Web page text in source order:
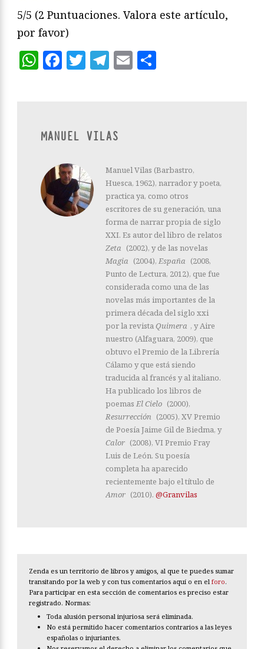
5/5 (2 Puntuaciones. Valora este artículo,
por favor)
WhatsApp
Facebook
Twitter
Telegram
Email
MANUEL VILAS
Manuel Vilas (Barbastro,
Huesca, 1962), narrador y poeta,
practica ya, como otros
escritores de su generación, una
forma de narrar propia de siglo
XXI. Es autor del libro de relatos
Zeta (2002), y de las novelas
Magia (2004), España (2008,
Punto de Lectura, 2012), que fue
considerada como una de las
novelas más importantes de la
primera década del siglo xxi
por la revistaQuimera , y Aire
nuestro (Alfaguara, 2009), que
obtuvo el Premio de la Librería
Cálamo y que está siendo
traducida al francés y al italiano.
Ha publicado los libros de
poemas El Cielo (2000),
Resurrección (2005), XV Premio
de Poesía Jaime Gil de Biedma, y
Calor (2008), VI Premio Fray
Luis de León. Su poesía
completa ha aparecido
recientemente bajo el título de
Amor (2010). @Granvilas
Zenda es un territorio de libros y amigos, al que te puedes sumar
transitando por la web y con tus comentarios aquí o en el foro.
Para participar en esta sección de comentarios es preciso estar
registrado. Normas:
Toda alusión personal injuriosa será eliminada.
No está permitido hacer comentarios contrarios a las leyes
españolas o injuriantes.